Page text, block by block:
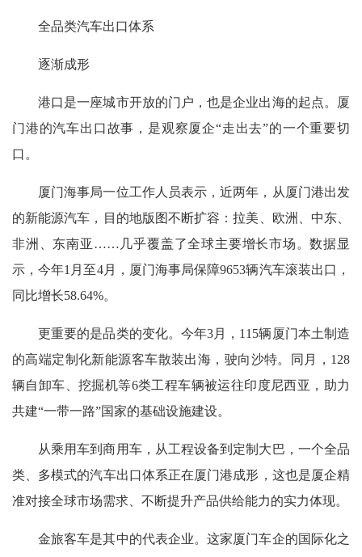
全品类汽车出口体系
逐渐成形
港口是一座城市开放的门户，也是企业出海的起点。厦
门港的汽车出口故事，是观察厦企“走出去”的一个重要切
口。
厦门海事局一位工作人员表示，近两年，从厦门港出发
的新能源汽车，目的地版图不断扩容：拉美、欧洲、中东、
非洲、东南亚……几乎覆盖了全球主要增长市场。数据显
示，今年1月至4月，厦门海事局保障9653辆汽车滚装出口，
同比增长58.64%。
更重要的是品类的变化。今年3月，115辆厦门本土制造
的高端定制化新能源客车散装出海，驶向沙特。同月，128
辆自卸车、挖掘机等6类工程车辆被运往印度尼西亚，助力
共建“一带一路”国家的基础设施建设。
从乘用车到商用车，从工程设备到定制大巴，一个全品
类、多模式的汽车出口体系正在厦门港成形，这也是厦企精
准对接全球市场需求、不断提升产品供给能力的实力体现。
金旅客车是其中的代表企业。这家厦门车企的国际化之